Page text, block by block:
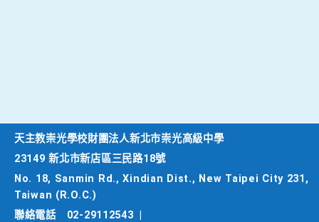
天主教崇光學校財團法人新北市崇光高級中學
23149 新北市新店區三民路18號
No. 18, Sanmin Rd., Xindian Dist., New Taipei City 231,
Taiwan (R.O.C.)
聯絡電話
02-29112543